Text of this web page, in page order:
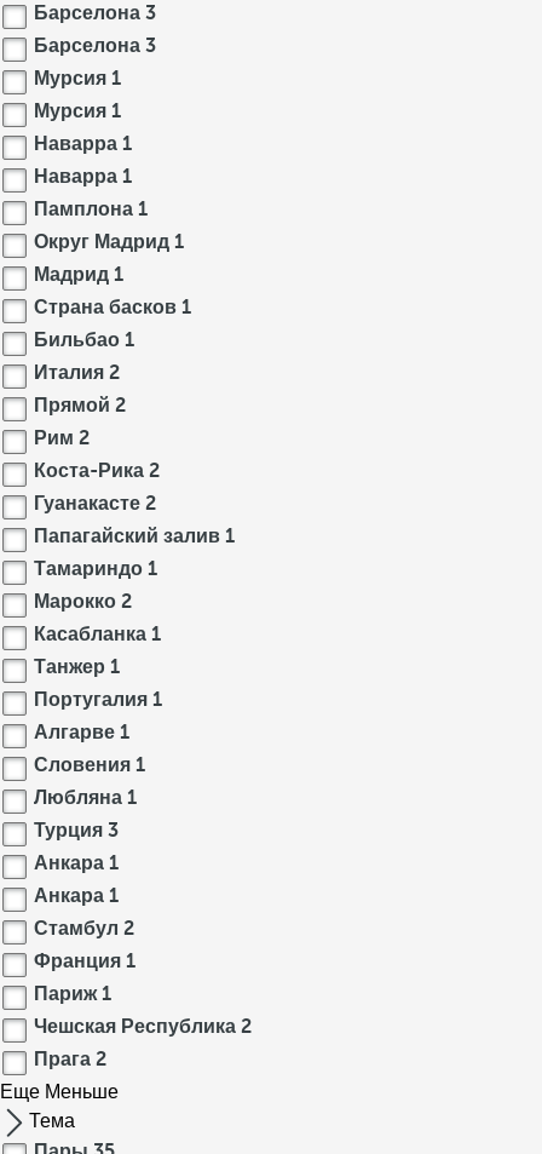
Барселона 3
Барселона 3
Мурсия 1
Мурсия 1
Наварра 1
Наварра 1
Памплона 1
Округ Мадрид 1
Мадрид 1
Страна басков 1
Бильбао 1
Италия 2
Прямой 2
Рим 2
Коста-Рика 2
Гуанакасте 2
Папагайский залив 1
Тамариндо 1
Марокко 2
Касабланка 1
Танжер 1
Португалия 1
Алгарве 1
Словения 1
Любляна 1
Турция 3
Анкара 1
Анкара 1
Стамбул 2
Франция 1
Париж1
Чешская Республика 2
Прага 2
Еще Меньше
Тема